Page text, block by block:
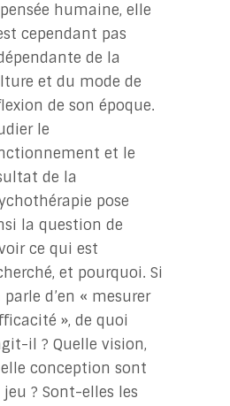
humaine, elle
cependant pas
de la
et du mode de
de son époque.
le
et le
de la
pose
la question de
ce qui est
et pourquoi. Si
parle d’en « mesurer
», de quoi
il ? Quelle vision,
conception sont
jeu ? Sont-elles les